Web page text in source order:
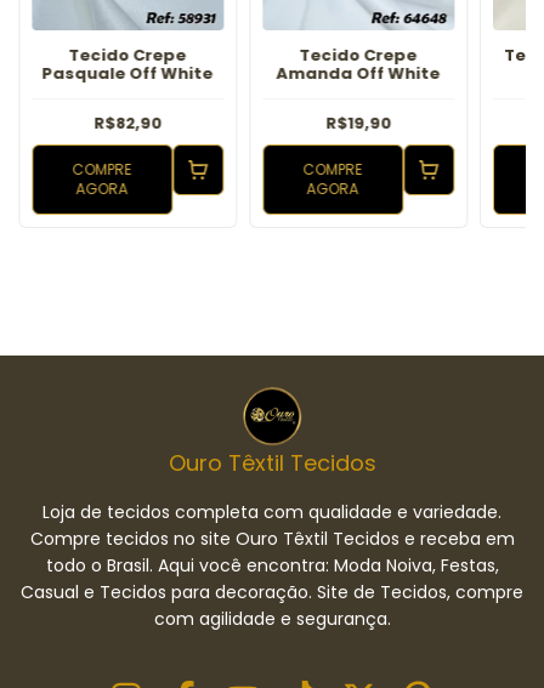
Tecido Crepe
Pasquale Off White
R$82,90
COMPRE
AGORA
Tecido Crepe
Amanda Off White
R$19,90
COMPRE
AGORA
Ouro Têxtil Tecidos
Loja de tecidos completa com qualidade e variedade.
Compre tecidos no site Ouro Têxtil Tecidos e receba em
todo o Brasil. Aqui você encontra: Moda Noiva, Festas,
Casual e Tecidos para decoração. Site de Tecidos, compre
com agilidade e segurança.